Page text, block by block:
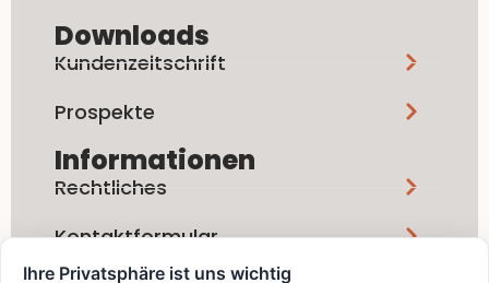
Downloads
Kundenzeitschrift
Prospekte
Informationen
Rechtliches
Kontaktformular
Ihre Privatsphäre ist uns wichtig